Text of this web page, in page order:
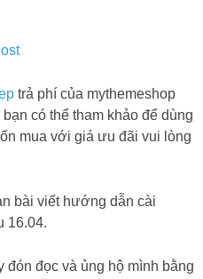
trả phí của mythemeshop
có thể tham khảo để dùng
mua với giá ưu đãi vui lòng
bài viết hướng dẫn cài
16.04.
đón đọc và ủng hộ mình bằng